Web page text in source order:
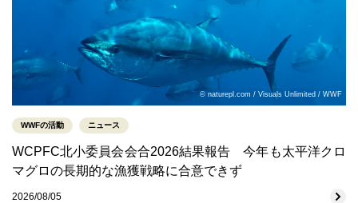
© naturepl.com / Visuals Unlimited / WWF
WWFの活動 ニュース
WCPFC北小委員会会合2026結果報告 今年も太平洋クロ
マグロの長期的な漁獲戦略に合意できず
2026/08/05